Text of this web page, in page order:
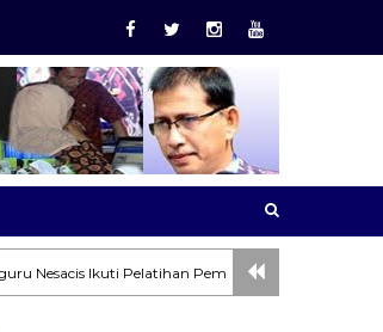
Ikuti Pelatihan Pembuatan Soal AKM dan